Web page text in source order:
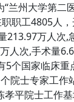
兰州大学第二
职工4805人
213.97万人次,
人次,手术量
5个国家临床重
院士专家工作
孝平院士工作